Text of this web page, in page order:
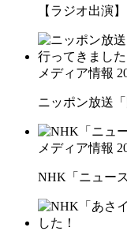
【ラジオ出演
メディア情報
ニッポン放送
メディア情報
NHK「ニュー